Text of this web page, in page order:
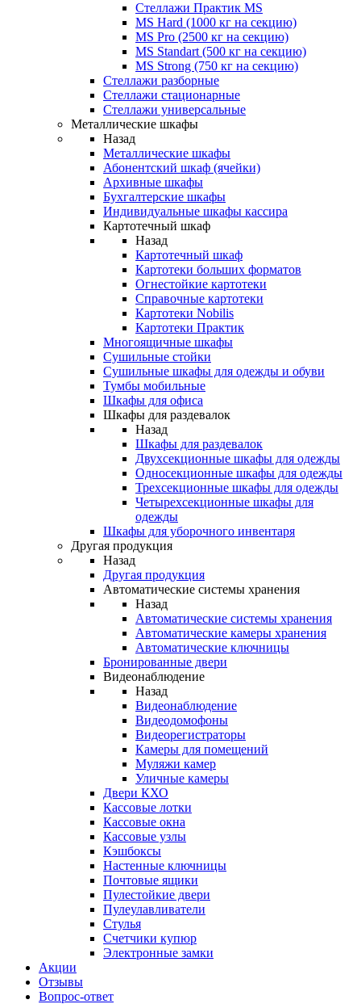
Стеллажи Практик MS
MS Hard (1000 кг на секцию)
MS Pro (2500 кг на секцию)
MS Standart (500 кг на секцию)
MS Strong (750 кг на секцию)
Стеллажи разборные
Стеллажи стационарные
Стеллажи универсальные
Металлические шкафы
Назад
Металлические шкафы
Абонентский шкаф (ячейки)
Архивные шкафы
Бухгалтерские шкафы
Индивидуальные шкафы кассира
Картотечный шкаф
Назад
Картотечный шкаф
Картотеки больших форматов
Огнестойкие картотеки
Справочные картотеки
Картотеки Nobilis
Картотеки Практик
Многоящичные шкафы
Сушильные стойки
Сушильные шкафы для одежды и обуви
Тумбы мобильные
Шкафы для офиса
Шкафы для раздевалок
Назад
Шкафы для раздевалок
Двухсекционные шкафы для одежды
Односекционные шкафы для одежды
Трехсекционные шкафы для одежды
Четырехсекционные шкафы для
одежды
Шкафы для уборочного инвентаря
Другая продукция
Назад
Другая продукция
Автоматические системы хранения
Назад
Автоматические системы хранения
Автоматические камеры хранения
Автоматические ключницы
Бронированные двери
Видеонаблюдение
Назад
Видеонаблюдение
Видеодомофоны
Видеорегистраторы
Камеры для помещений
Муляжи камер
Уличные камеры
Двери КХО
Кассовые лотки
Кассовые окна
Кассовые узлы
Кэшбоксы
Настенные ключницы
Почтовые ящики
Пулестойкие двери
Пулеулавливатели
Стулья
Счетчики купюр
Электронные замки
Акции
Отзывы
Вопрос-ответ